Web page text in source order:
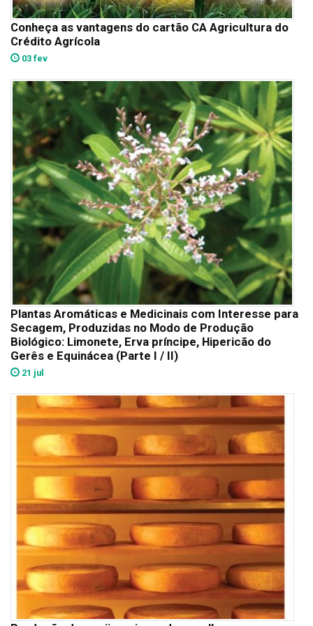
Conheça as vantagens do cartão CA Agricultura do
Crédito Agrícola
03 fev
Plantas Aromáticas e Medicinais com Interesse para
Secagem, Produzidas no Modo de Produção
Biológico: Limonete, Erva príncipe, Hipericão do
Gerês e Equinácea (Parte I / II)
21 jul